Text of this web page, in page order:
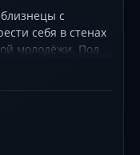
с
себя в стенах
молодёжи. Под
(Мэттью Дэвис)
каждым сезоном
до